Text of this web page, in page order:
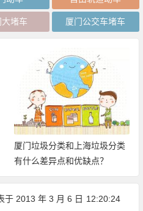
大堵车 厦门公交车堵车
厦门垃圾分类和上海垃圾分类
有什么差异点和优缺点？
于 2013 年 3 月 6 日 12:20:24